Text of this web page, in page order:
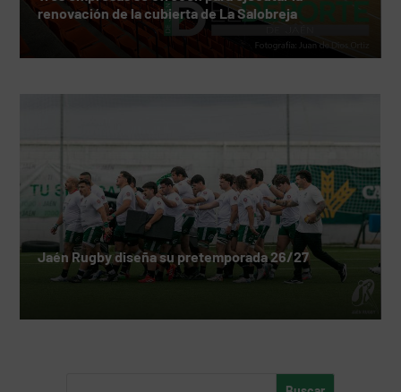
renovación de la cubierta de La Salobreja
Jaén Rugby diseña su pretemporada 26/27